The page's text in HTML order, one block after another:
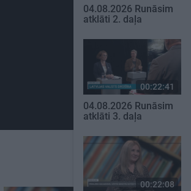
04.08.2026 Runāsim
atklāti 2. daļa
00:22:41
04.08.2026 Runāsim
atklāti 3. daļa
00:22:08